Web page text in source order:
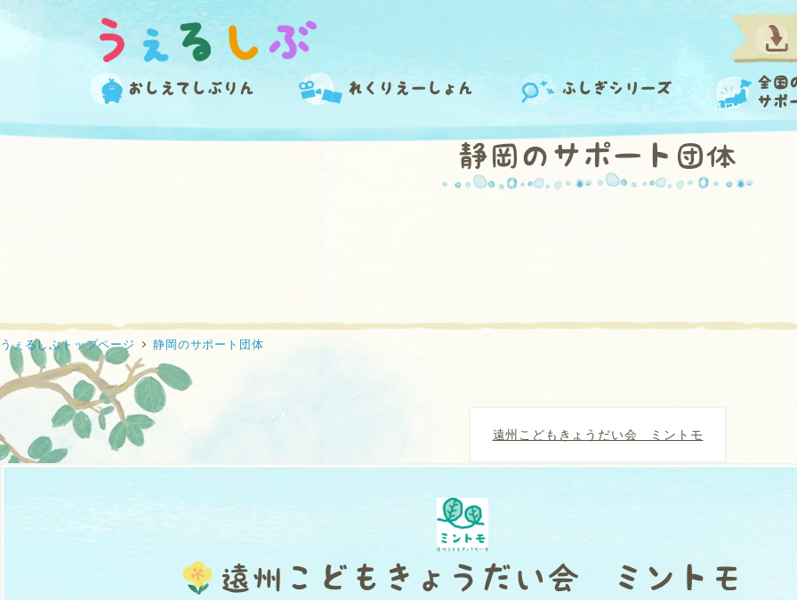
テ
おしえてしぶりん れくりえーしょん ふしぎシリーズ
全国
サポ
静岡のサポート団体
うぇるしぶトップページ 静岡のサポート団体
遠州こどもきょうだい会 ミントモ
遠州こどもきょうだい会 ミントモ